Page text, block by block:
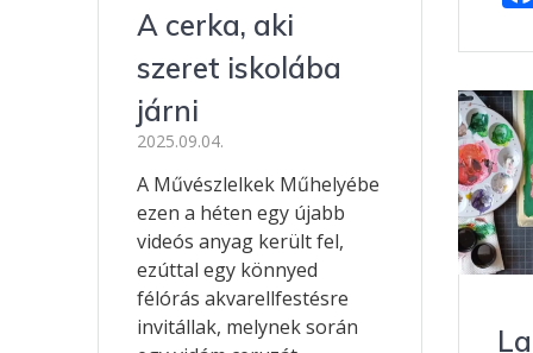
A cerka, aki
szeret iskolába
járni
2025.09.04.
A Művészlelkek Műhelyébe
ezen a héten egy újabb
videós anyag került fel,
ezúttal egy könnyed
félórás akvarellfestésre
invitállak, melynek során